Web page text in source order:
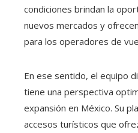
condiciones brindan la
nuevos mercados y
para los operadores de
En ese sentido, el equipo
tiene una perspectiva
expansión en México. Su
accesos turísticos que